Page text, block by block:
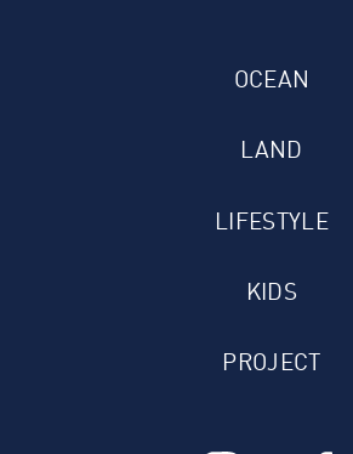
OCEAN
LAND
LIFESTYLE
KIDS
PROJECT